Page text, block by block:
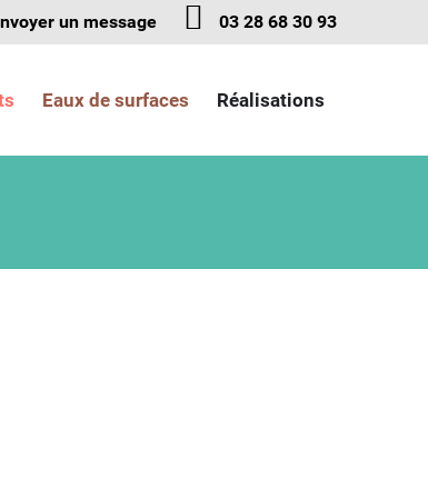
un message 03 28 68 30 93
Eaux de surfaces Réalisations